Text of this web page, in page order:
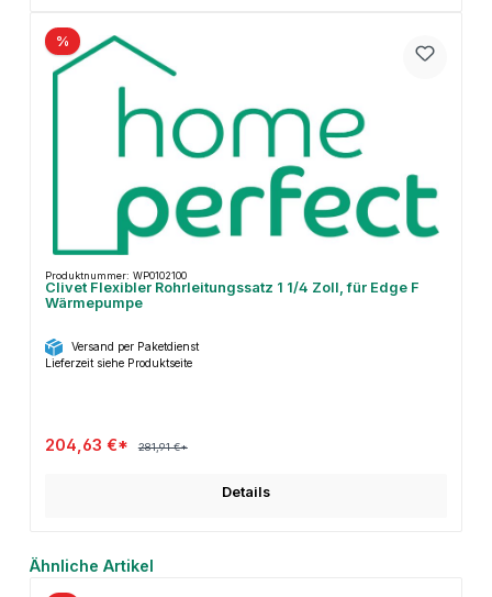
%
Produktnummer: WP0102100
Clivet Flexibler Rohrleitungssatz 1 1/4 Zoll, für Edge F
Wärmepumpe
Versand per Paketdienst
Lieferzeit siehe Produktseite
204,63 €* 281,91 €*
Details
Produktgalerie überspringen
Ähnliche Artikel